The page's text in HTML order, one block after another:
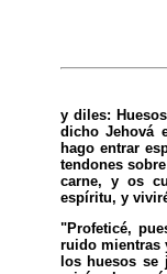
y diles:
dicho Jehová
hago entrar
tendones
carne, y os
espíritu, y
"Profeticé,
ruido mientras
los huesos